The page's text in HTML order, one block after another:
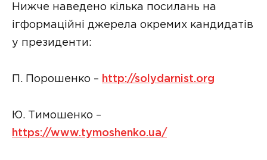
Нижче наведено кілька посилань на
ігформаційні джерела окремих кандидатів
у президенти:
П. Порошенко – http://solydarnist.org
Ю. Тимошенко –
https://www.tymoshenko.ua/